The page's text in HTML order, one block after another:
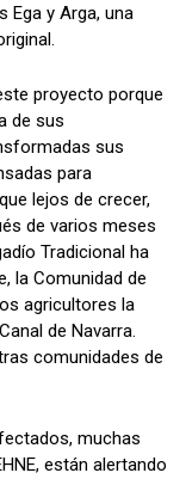
Ega y Arga, una
proyecto porque
de sus
sus
para
lejos de crecer,
de varios meses
Tradicional ha
la Comunidad de
agricultores la
de Navarra.
comunidades de
muchas
están alertando